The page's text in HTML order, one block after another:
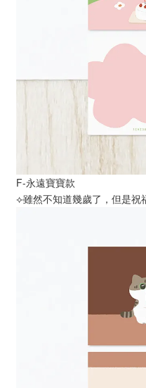
F-永遠寶寶款
⟣雖然不知道幾歲了，但是祝